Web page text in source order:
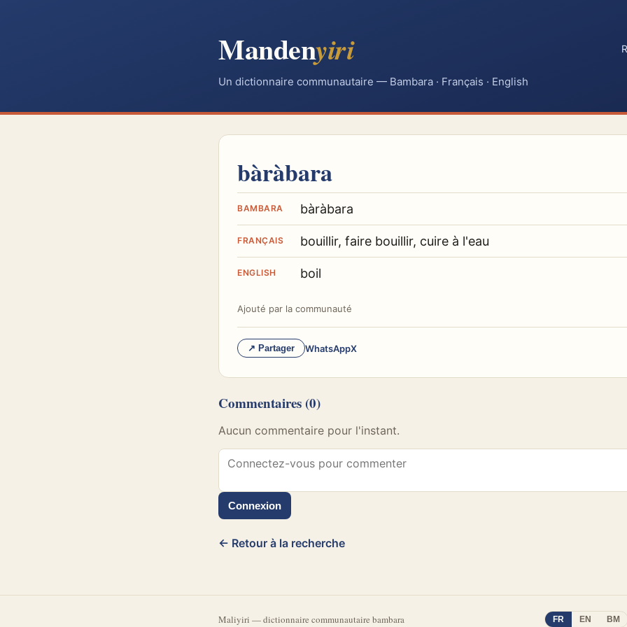
Mandenyiri
Un dictionnaire communautaire — Bambara · Français · English
bàràbara
BAMBARA bàràbara
FRANÇAIS bouillir, faire bouillir, cuire à l'eau
ENGLISH boil
Ajouté par la communauté
↗ Partager WhatsAppX
Commentaires (0)
Aucun commentaire pour l'instant.
Connexion
← Retour à la recherche
Maliyiri —dictionnaire communautaire bambara FR EN BM